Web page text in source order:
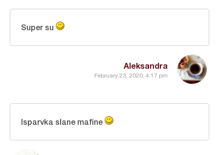
Aleksandra
February 23, 2020, 4:17 pm
Super su
Isparvka slane mafine